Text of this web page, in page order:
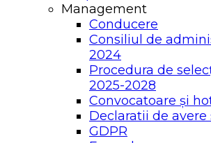
Management
Conducere
Consiliul de
2024
Procedura de
2025-2028
Convocatoare și
Declaratii de avere
GDPR